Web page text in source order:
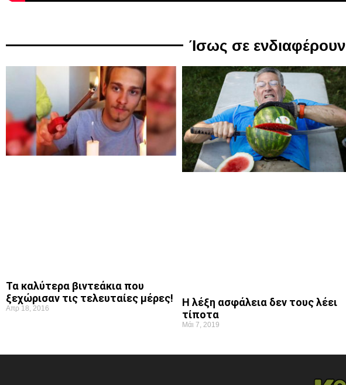
Ίσως σε ενδιαφέρουν
Τα καλύτερα βιντεάκια που
ξεχώρισαν τις τελευταίες μέρες!
Απρ 18, 2016
Η λέξη ασφάλεια δεν τους λέει
τίποτα
Μάι 7, 2019